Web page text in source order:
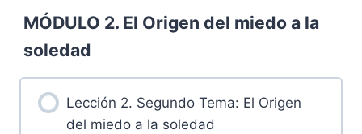
Más contenidos...
0% Completado 0/2 pasos
2024
MÓDULO 2. El Origen del miedo a la
soledad
Lección 2. Segundo Tema: El Origen
del miedo a la soledad